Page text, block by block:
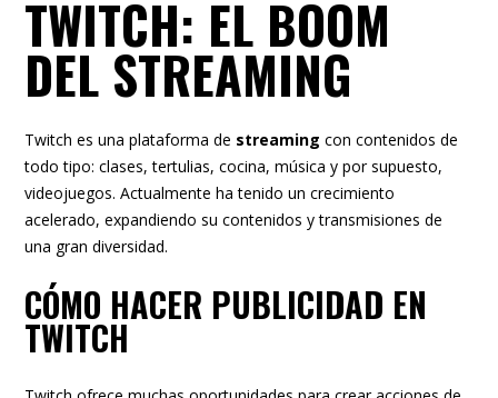
TWITCH: EL BOOM
DEL STREAMING
Twitch es una plataforma de streamingcon contenidos de
todo tipo: clases, tertulias, cocina, música y por supuesto,
videojuegos. Actualmente ha tenido un crecimiento
acelerado, expandiendo su contenidos y transmisiones de
una gran diversidad.
CÓMO HACER PUBLICIDAD EN
TWITCH